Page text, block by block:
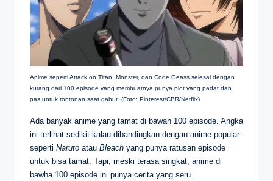
Anime seperti Attack on Titan, Monster, dan Code Geass selesai dengan
kurang dari 100 episode yang membuatnya punya plot yang padat dan
pas untuk tontonan saat gabut. (Foto: Pinterest/CBR/Netflix)
Ada banyak anime yang tamat di bawah 100 episode. Angka
ini terlihat sedikit kalau dibandingkan dengan anime popular
seperti Naruto atau Bleach yang punya ratusan episode
untuk bisa tamat. Tapi, meski terasa singkat, anime di
bawha 100 episode ini punya cerita yang seru.